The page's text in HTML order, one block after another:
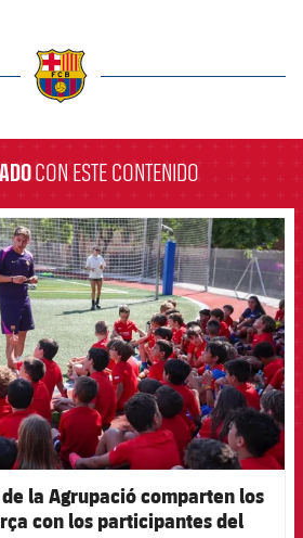
CON ESTE CONTENIDO
FCB Barcelona badge
la Agrupació comparten los
con los participantes del